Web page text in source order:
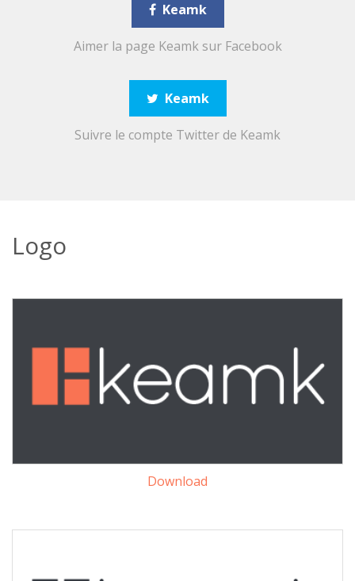
Keamk
Aimer la page Keamk sur Facebook
Keamk
Suivre le compte Twitter de Keamk
Logo
Download